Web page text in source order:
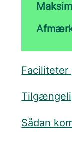
Faciliteter
Sådan